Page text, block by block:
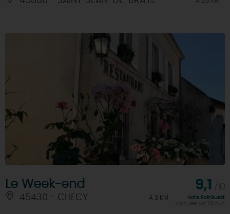
Le Week-end
45430 - CHECY À 3 KM
9,1
Note FairGuest
calculée sur 119 avis